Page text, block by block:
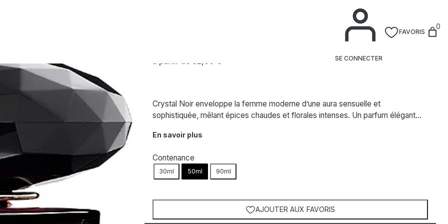
SE CONNECTER
FAVORIS
0
à partir de 82,00 €
Crystal Noir enveloppe la femme moderne d’une aura sensuelle et
sophistiquée, mêlant épices chaudes et florales intenses. Un parfum élégant…
En savoir plus
Contenance
30ml 50ml 90ml
AJOUTER AUX FAVORIS